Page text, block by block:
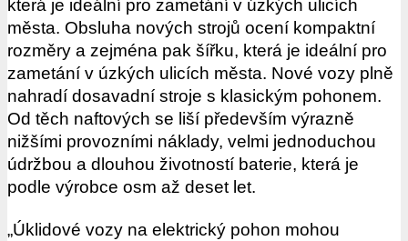
která je ideální pro zametání v úzkých ulicích
města. Obsluha nových strojů ocení kompaktní
rozměry a zejména pak šířku, která je ideální pro
zametání v úzkých ulicích města. Nové vozy plně
nahradí dosavadní stroje s klasickým pohonem.
Od těch naftových se liší především výrazně
nižšími provozními náklady, velmi jednoduchou
údržbou a dlouhou životností baterie, která je
podle výrobce osm až deset let.
„Úklidové vozy na elektrický pohon mohou